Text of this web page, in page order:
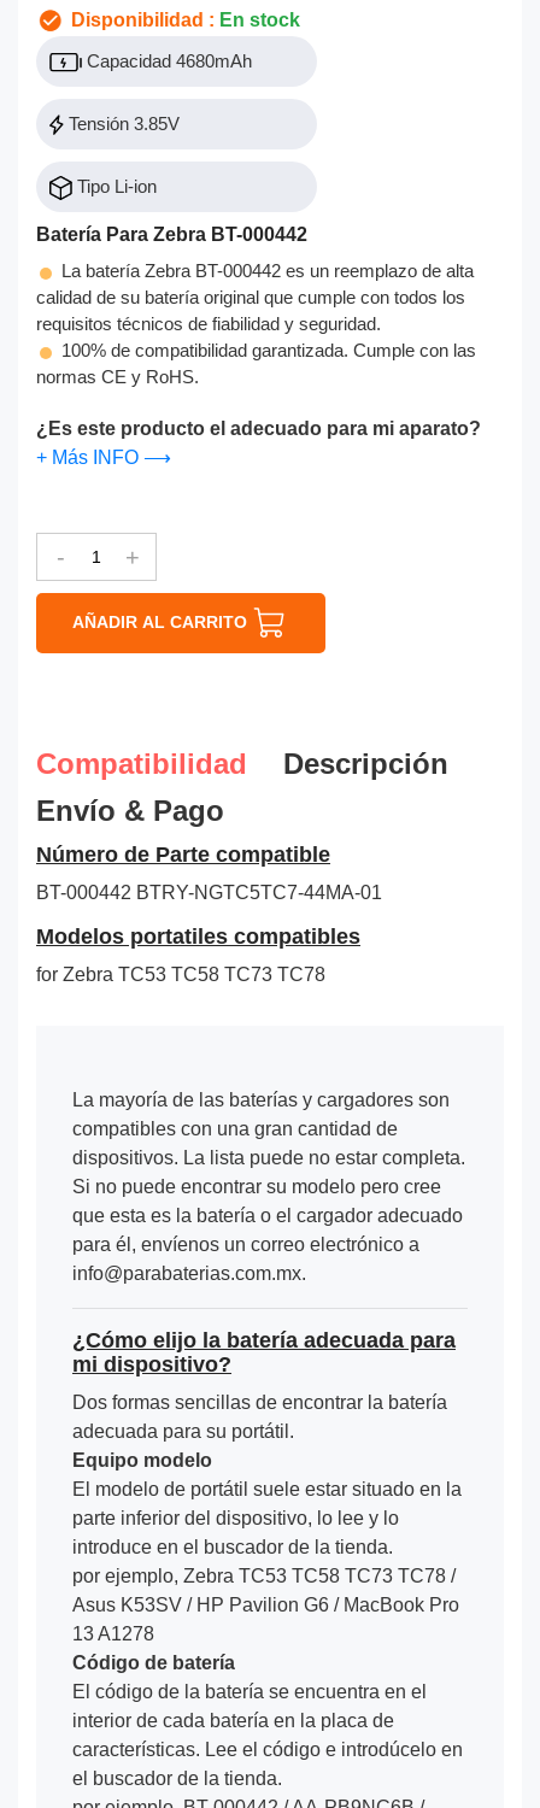
Disponibilidad : En stock
Capacidad 4680mAh
Tensión 3.85V
Tipo Li-ion
Batería Para Zebra BT-000442
La batería Zebra BT-000442 es un reemplazo de alta
calidad de su batería original que cumple con todos los
requisitos técnicos de fiabilidad y seguridad.
100% de compatibilidad garantizada. Cumple con las
normas CE y RoHS.
¿Es este producto el adecuado para mi aparato?
+ Más INFO ⟶
- +
AÑADIR AL CARRITO
Compatibilidad
Descripción
Envío & Pago
Número de Parte compatible
BT-000442 BTRY-NGTC5TC7-44MA-01
Modelos portatiles compatibles
for Zebra TC53 TC58 TC73 TC78
La mayoría de las baterías y cargadores son
compatibles con una gran cantidad de
dispositivos. La lista puede no estar completa.
Si no puede encontrar su modelo pero cree
que esta es la batería o el cargador adecuado
para él, envíenos un correo electrónico a
info@parabaterias.com.mx.
¿Cómo elijo la batería adecuada para
mi dispositivo?
Dos formas sencillas de encontrar la batería
adecuada para su portátil.
Equipo modelo
El modelo de portátil suele estar situado en la
parte inferior del dispositivo, lo lee y lo
introduce en el buscador de la tienda.
por ejemplo, Zebra TC53 TC58 TC73 TC78 /
Asus K53SV / HP Pavilion G6 / MacBook Pro
13 A1278
Código de batería
El código de la batería se encuentra en el
interior de cada batería en la placa de
características. Lee el código e introdúcelo en
el buscador de la tienda.